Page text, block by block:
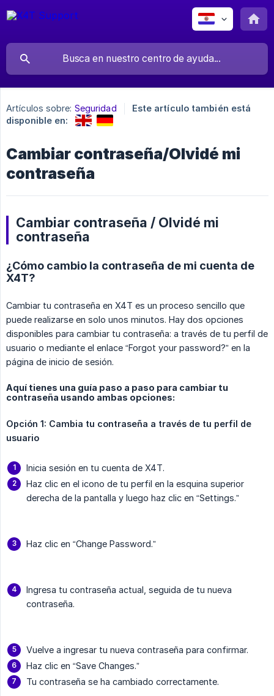
Artículos sobre: Seguridad
Este artículo también está
disponible en:
Cambiar contraseña/Olvidé mi
contraseña
Cambiar contraseña / Olvidé mi
contraseña
¿Cómo cambio la contraseña de mi cuenta de
X4T?
Cambiar tu contraseña en X4T es un proceso sencillo que
puede realizarse en solo unos minutos. Hay dos opciones
disponibles para cambiar tu contraseña: a través de tu perfil de
usuario o mediante el enlace “Forgot your password?” en la
página de inicio de sesión.
Aquí tienes una guía paso a paso para cambiar tu
contraseña usando ambas opciones:
Opción 1: Cambia tu contraseña a través de tu perfil de
usuario
Inicia sesión en tu cuenta de X4T.
Haz clic en el icono de tu perfil en la esquina superior
derecha de la pantalla y luego haz clic en “Settings.”
Haz clic en “Change Password.”
Ingresa tu contraseña actual, seguida de tu nueva
contraseña.
Vuelve a ingresar tu nueva contraseña para confirmar.
Haz clic en “Save Changes.”
Tu contraseña se ha cambiado correctamente.